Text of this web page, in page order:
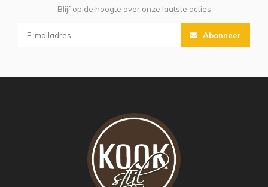
Blijf op de hoogte over onze laatste acties
Abonneer